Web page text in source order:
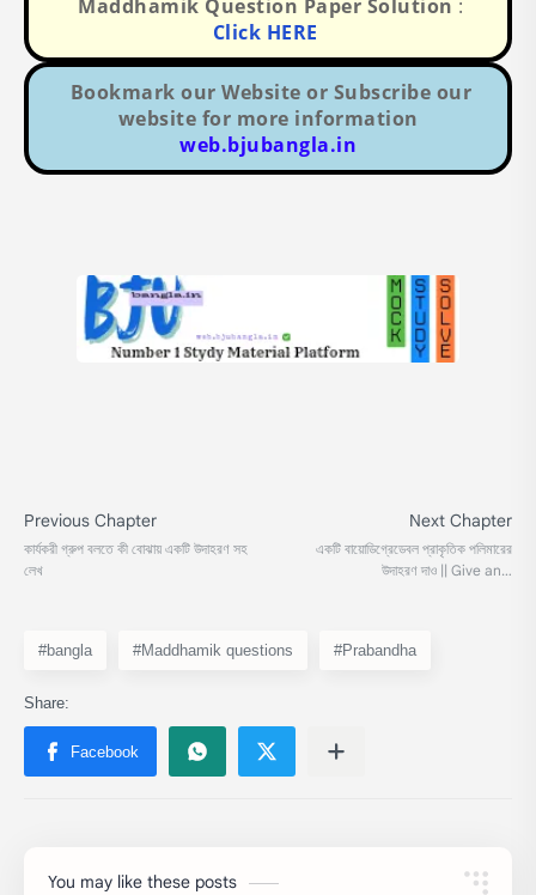
Maddhamik Question Paper Solution :
Click HERE
Bookmark our Website or Subscribe our
website for more information
web.bjubangla.in
#bangla #Maddhamik questions #Prabandha
You may like these posts